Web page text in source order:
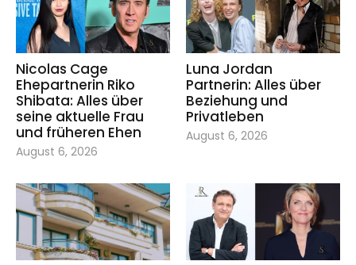
Nicolas Cage
Ehepartnerin Riko
Shibata: Alles über
seine aktuelle Frau
und früheren Ehen
August 6, 2026
Luna Jordan
Partnerin: Alles über
Beziehung und
Privatleben
August 6, 2026